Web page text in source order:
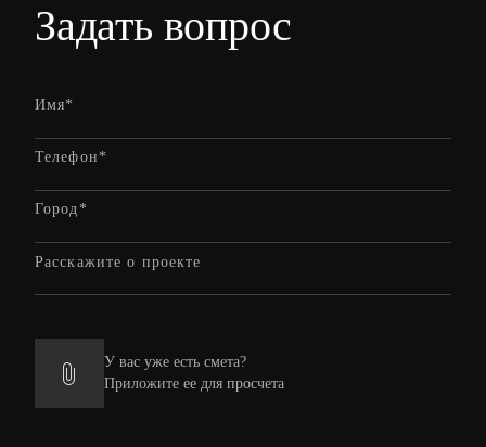
Задать вопрос
У вас уже есть смета?
Приложите ее для просчета